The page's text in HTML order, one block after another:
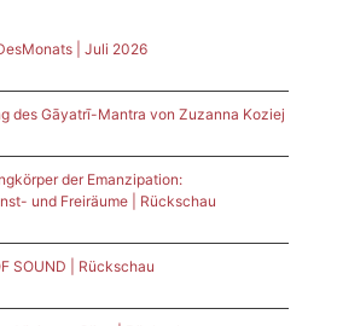
| Juli 2026
des Gāyatrī-Mantra von Zuzanna Koziej
der Emanzipation:
und Freiräume | Rückschau
SOUND | Rückschau